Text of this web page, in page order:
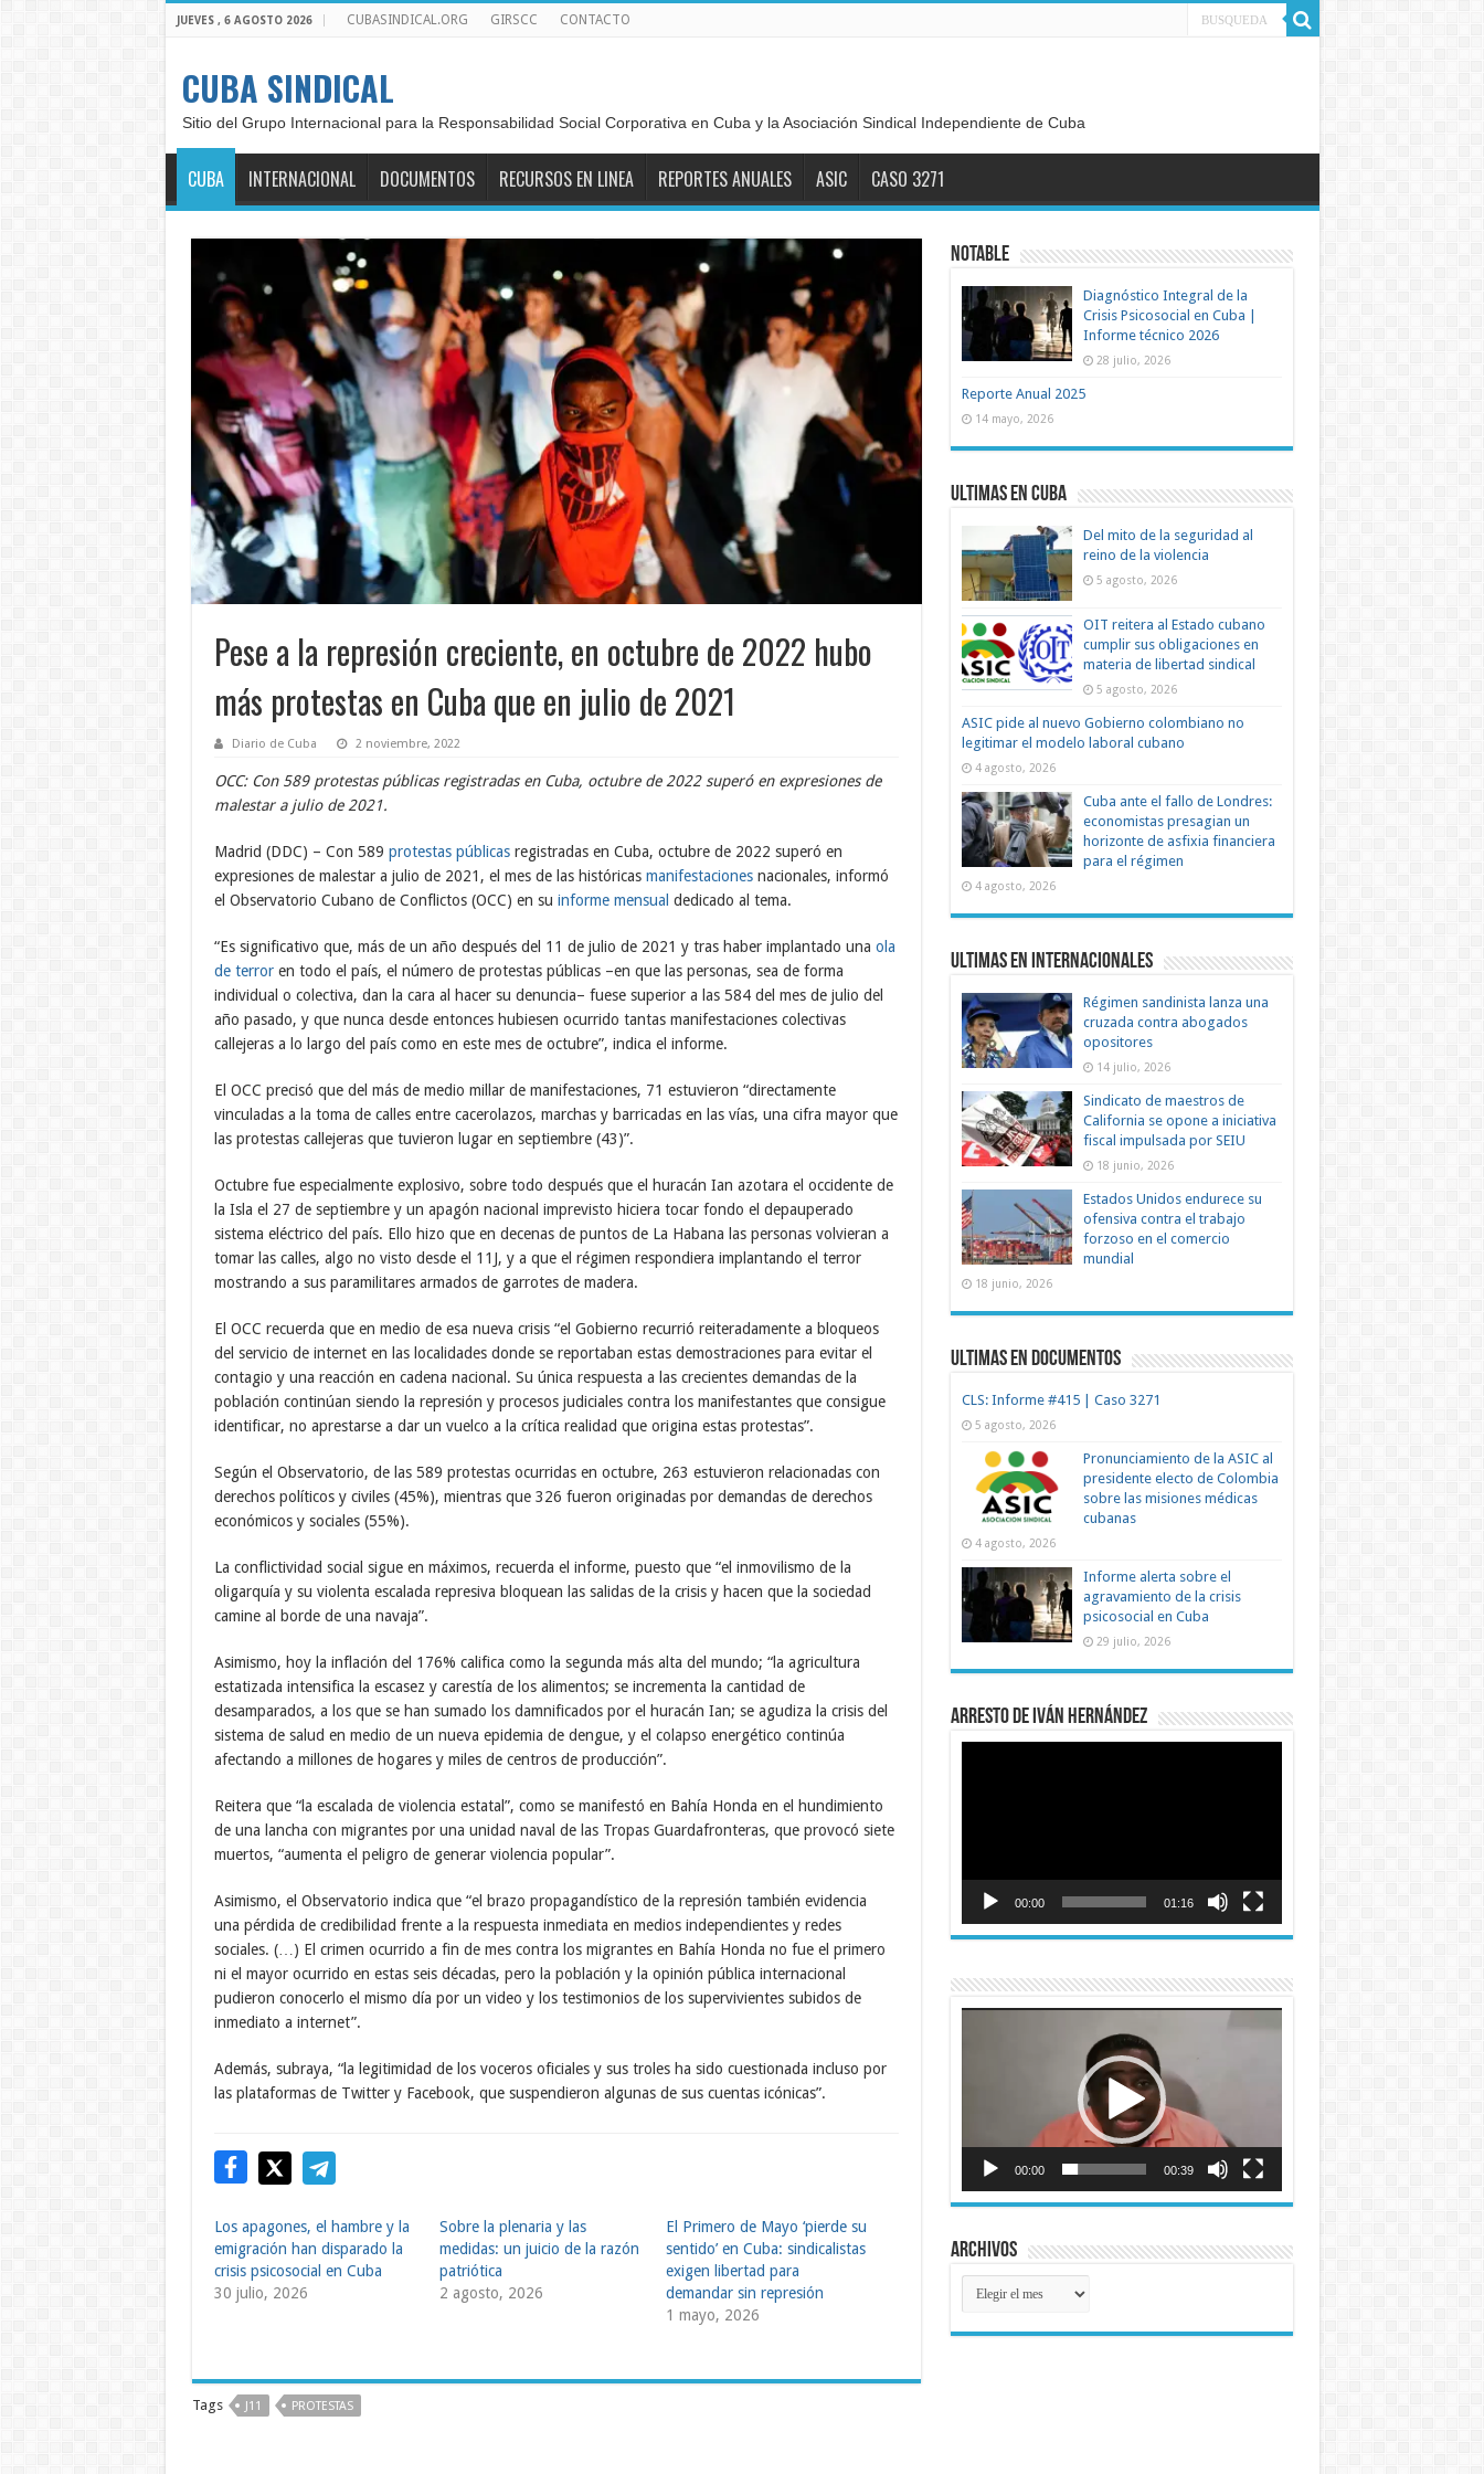
JUEVES , 6 AGOSTO 2026 CUBASINDICAL.ORG GIRSCC CONTACTO
CUBA SINDICAL
Sitio del Grupo Internacional para la Responsabilidad Social Corporativa en Cuba y la Asociación Sindical Independiente de Cuba
CUBA INTERNACIONAL DOCUMENTOS RECURSOS EN LINEA REPORTES ANUALES ASIC CASO 3271
Pese a la represión creciente, en octubre de 2022 hubo
más protestas en Cuba que en julio de 2021
Diario de Cuba 2 noviembre, 2022
OCC: Con 589 protestas públicas registradas en Cuba, octubre de 2022 superó en expresiones de
malestar a julio de 2021.
Madrid (DDC) – Con 589 protestas públicasregistradas en Cuba, octubre de 2022 superó en
expresiones de malestar a julio de 2021, el mes de las históricas manifestaciones nacionales, informó
el Observatorio Cubano de Conflictos (OCC) en su informe mensual dedicado al tema.
“Es significativo que, más de un año después del 11 de julio de 2021 y tras haber implantado una ola
de terroren todo el país, el número de protestas públicas –en que las personas, sea de forma
individual o colectiva, dan la cara al hacer su denuncia– fuese superior a las 584 del mes de julio del
año pasado, y que nunca desde entonces hubiesen ocurrido tantas manifestaciones colectivas
callejeras a lo largo del país como en este mes de octubre”, indica el informe.
El OCC precisó que del más de medio millar de manifestaciones, 71 estuvieron “directamente
vinculadas a la toma de calles entre cacerolazos, marchas y barricadas en las vías, una cifra mayor que
las protestas callejeras que tuvieron lugar en septiembre (43)”.
Octubre fue especialmente explosivo, sobre todo después que el huracán Ian azotara el occidente de
la Isla el 27 de septiembre y un apagón nacional imprevisto hiciera tocar fondo el depauperado
sistema eléctrico del país. Ello hizo que en decenas de puntos de La Habana las personas volvieran a
tomar las calles, algo no visto desde el 11J, y a que el régimen respondiera implantando el terror
mostrando a sus paramilitares armados de garrotes de madera.
El OCC recuerda que en medio de esa nueva crisis “el Gobierno recurrió reiteradamente a bloqueos
del servicio de internet en las localidades donde se reportaban estas demostraciones para evitar el
contagio y una reacción en cadena nacional. Su única respuesta a las crecientes demandas de la
población continúan siendo la represión y procesos judiciales contra los manifestantes que consigue
identificar, no aprestarse a dar un vuelco a la crítica realidad que origina estas protestas”.
Según el Observatorio, de las 589 protestas ocurridas en octubre, 263 estuvieron relacionadas con
derechos políticos y civiles (45%), mientras que 326 fueron originadas por demandas de derechos
económicos y sociales (55%).
La conflictividad social sigue en máximos, recuerda el informe, puesto que “el inmovilismo de la
oligarquía y su violenta escalada represiva bloquean las salidas de la crisis y hacen que la sociedad
camine al borde de una navaja”.
Asimismo, hoy la inflación del 176% califica como la segunda más alta del mundo; “la agricultura
estatizada intensifica la escasez y carestía de los alimentos; se incrementa la cantidad de
desamparados, a los que se han sumado los damnificados por el huracán Ian; se agudiza la crisis del
sistema de salud en medio de un nueva epidemia de dengue, y el colapso energético continúa
afectando a millones de hogares y miles de centros de producción”.
Reitera que “la escalada de violencia estatal”, como se manifestó en Bahía Honda en el hundimiento
de una lancha con migrantes por una unidad naval de las Tropas Guardafronteras, que provocó siete
muertos, “aumenta el peligro de generar violencia popular”.
Asimismo, el Observatorio indica que “el brazo propagandístico de la represión también evidencia
una pérdida de credibilidad frente a la respuesta inmediata en medios independientes y redes
sociales. (…) El crimen ocurrido a fin de mes contra los migrantes en Bahía Honda no fue el primero
ni el mayor ocurrido en estas seis décadas, pero la población y la opinión pública internacional
pudieron conocerlo el mismo día por un video y los testimonios de los supervivientes subidos de
inmediato a internet”.
Además, subraya, “la legitimidad de los voceros oficiales y sus troles ha sido cuestionada incluso por
las plataformas de Twitter y Facebook, que suspendieron algunas de sus cuentas icónicas”.
Los apagones, el hambre y la
emigración han disparado la
crisis psicosocial en Cuba
30 julio, 2026
Sobre la plenaria y las
medidas: un juicio de la razón
patriótica
2 agosto, 2026
El Primero de Mayo ‘pierde su
sentido’ en Cuba: sindicalistas
exigen libertad para
demandar sin represión
1 mayo, 2026
Tags J11 PROTESTAS
Notable
Diagnóstico Integral de la
Crisis Psicosocial en Cuba |
Informe técnico 2026
28 julio, 2026
Reporte Anual 2025
14 mayo, 2026
Ultimas en Cuba
Del mito de la seguridad al
reino de la violencia
5 agosto, 2026
OIT reitera al Estado cubano
cumplir sus obligaciones en
materia de libertad sindical
5 agosto, 2026
ASIC pide al nuevo Gobierno colombiano no
legitimar el modelo laboral cubano
4 agosto, 2026
Cuba ante el fallo de Londres:
economistas presagian un
horizonte de asfixia financiera
para el régimen
4 agosto, 2026
Ultimas en Internacionales
Régimen sandinista lanza una
cruzada contra abogados
opositores
14 julio, 2026
Sindicato de maestros de
California se opone a iniciativa
fiscal impulsada por SEIU
18 junio, 2026
Estados Unidos endurece su
ofensiva contra el trabajo
forzoso en el comercio
mundial
18 junio, 2026
Ultimas en documentos
CLS: Informe #415 | Caso 3271
5 agosto, 2026
Pronunciamiento de la ASIC al
presidente electo de Colombia
sobre las misiones médicas
cubanas
4 agosto, 2026
Informe alerta sobre el
agravamiento de la crisis
psicosocial en Cuba
29 julio, 2026
Arresto de Iván Hernández
00:00 01:16
Reproductor
00:00 00:39
Archivos
Archivos